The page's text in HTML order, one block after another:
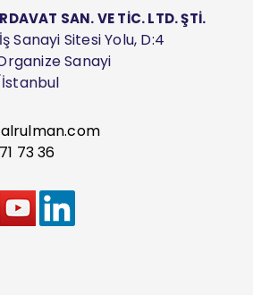
SAN. VE TİC. LTD. ŞTİ.
Sanayi Sitesi Yolu, D:4
Sanayi
73 36